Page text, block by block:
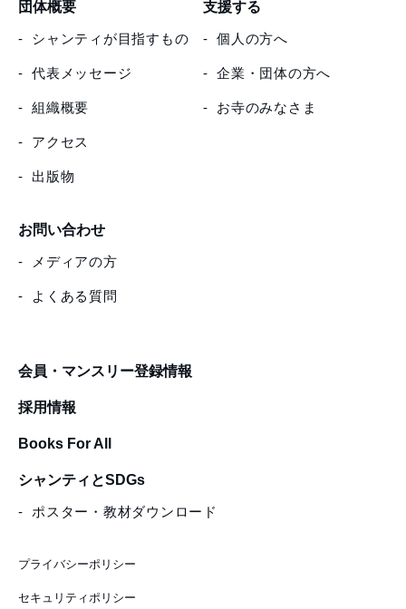
団体概要
シャンティが目指すもの
代表メッセージ
組織概要
アクセス
出版物
支援する
個人の方へ
企業・団体の方へ
お寺のみなさま
お問い合わせ
メディアの方
よくある質問
会員・マンスリー登録情報
採用情報
Books For All
シャンティとSDGs
ポスター・教材ダウンロード
プライバシーポリシー
セキュリティポリシー